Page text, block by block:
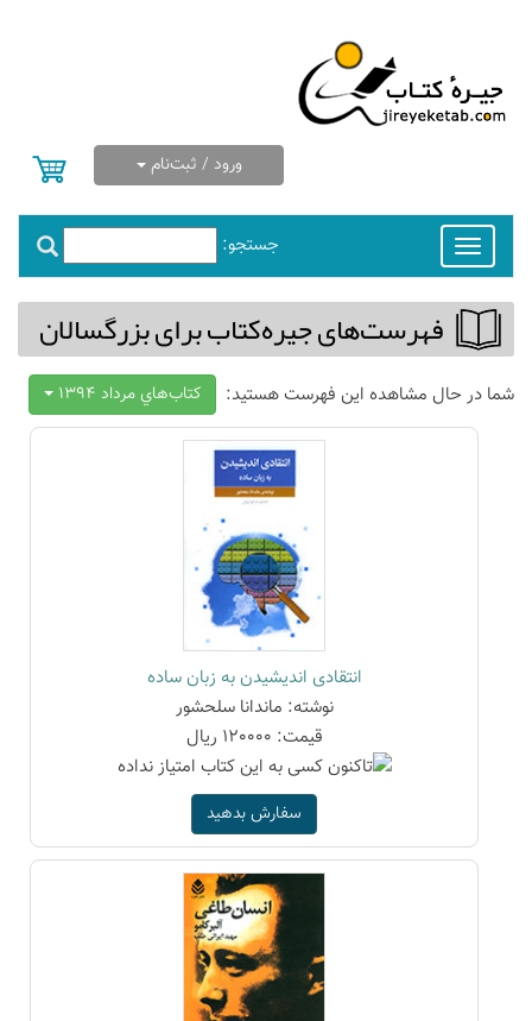
ورود / ثبت‌نام
جستجو:
Toggle
navigation
فهرست‌های جیره‌كتاب برای بزرگسالان
شما در حال مشاهده این فهرست هستید: كتاب‌هاي مرداد 1394
انتقادی اندیشیدن به زبان ساده
نوشته: ماندانا سلحشور
قیمت: 120000 ریال
سفارش بدهید